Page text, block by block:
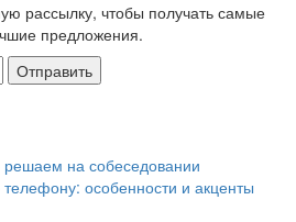
рассылку, чтобы получать самые
предложения.
решаем на собеседовании
особенности и акценты